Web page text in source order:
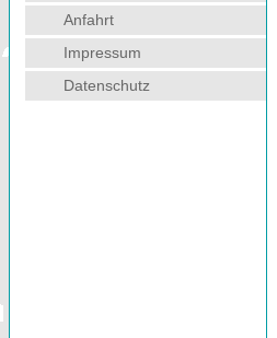
Anfahrt
Impressum
Datenschutz